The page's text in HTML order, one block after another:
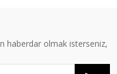
haberdar olmak isterseniz,